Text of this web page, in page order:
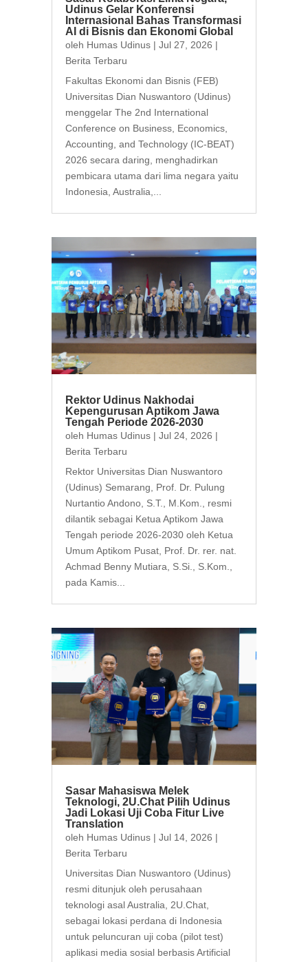
Udinus Gelar Konferensi
Internasional Bahas Transformasi
AI di Bisnis dan Ekonomi Global
oleh Humas Udinus| Jul 27, 2026 |
Berita Terbaru
Fakultas Ekonomi dan Bisnis (FEB)
Universitas Dian Nuswantoro (Udinus)
menggelar The 2nd International
Conference on Business, Economics,
Accounting, and Technology (IC-BEAT)
2026 secara daring, menghadirkan
pembicara utama dari lima negara yaitu
Indonesia, Australia,...
Rektor Udinus Nakhodai
Kepengurusan Aptikom Jawa
Tengah Periode 2026-2030
oleh Humas Udinus| Jul 24, 2026 |
Berita Terbaru
Rektor Universitas Dian Nuswantoro
(Udinus) Semarang, Prof. Dr. Pulung
Nurtantio Andono, S.T., M.Kom., resmi
dilantik sebagai Ketua Aptikom Jawa
Tengah periode 2026-2030 oleh Ketua
Umum Aptikom Pusat, Prof. Dr. rer. nat.
Achmad Benny Mutiara, S.Si., S.Kom.,
pada Kamis...
Sasar Mahasiswa Melek
Teknologi, 2U.Chat Pilih Udinus
Jadi Lokasi Uji Coba Fitur Live
Translation
oleh Humas Udinus| Jul 14, 2026 |
Berita Terbaru
Universitas Dian Nuswantoro (Udinus)
resmi ditunjuk oleh perusahaan
teknologi asal Australia, 2U.Chat,
sebagai lokasi perdana di Indonesia
untuk peluncuran uji coba (pilot test)
aplikasi media sosial berbasis Artificial